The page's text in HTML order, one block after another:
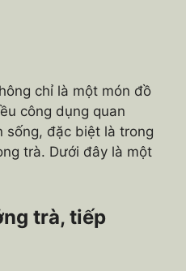
chỉ là một món đồ
công dụng quan
sống, đặc biệt là trong
trà. Dưới đây là một
trà, tiếp